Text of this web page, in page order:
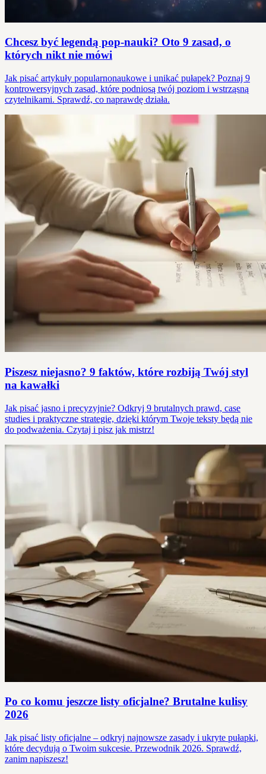
Chcesz być legendą pop-nauki? Oto 9 zasad, o
których nikt nie mówi
Jak pisać artykuły popularnonaukowe i unikać pułapek? Poznaj 9
kontrowersyjnych zasad, które podniosą twój poziom i wstrząsną
czytelnikami. Sprawdź, co naprawdę działa.
Piszesz niejasno? 9 faktów, które rozbiją Twój styl
na kawałki
Jak pisać jasno i precyzyjnie? Odkryj 9 brutalnych prawd, case
studies i praktyczne strategie, dzięki którym Twoje teksty będą nie
do podważenia. Czytaj i pisz jak mistrz!
Po co komu jeszcze listy oficjalne? Brutalne kulisy
2026
Jak pisać listy oficjalne – odkryj najnowsze zasady i ukryte pułapki,
które decydują o Twoim sukcesie. Przewodnik 2026. Sprawdź,
zanim napiszesz!